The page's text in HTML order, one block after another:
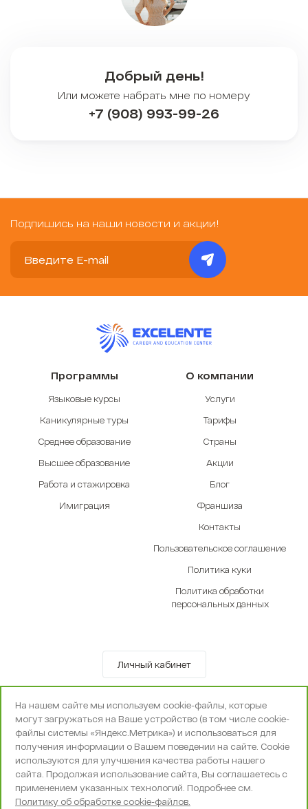
Добрый день!
Или можете набрать мне по номеру
+7 (908) 993-99-26
Подпишись на наши новости и акции!
Программы
Языковые курсы
Каникулярные туры
Среднее образование
Высшее образование
Работа и стажировка
Имиграция
О компании
Услуги
Тарифы
Страны
Акции
Блог
Франшиза
Контакты
Пользовательское соглашение
Политика куки
Политика обработки
персональных данных
Личный кабинет
© OOO «Экселенте» 2010-2026 г.
Политика конфиденциальности
Поддержка и сопровождение -Вебпространство
На нашем сайте мы используем cookie-файлы, которые
могут загружаться на Ваше устройство (в том числе cookie-
файлы системы «Яндекс.Метрика») и использоваться для
получения информации о Вашем поведении на сайте. Cookie
используются для улучшения качества работы нашего
сайта. Продолжая использование сайта, Вы соглашаетесь с
применением указанных технологий. Подробнее см.
Политику об обработке cookie-файлов.